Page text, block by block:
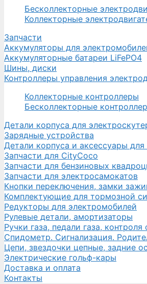
Бесколлекторные
Коллекторные
Запчасти
Аккумуляторы для
Аккумуляторные батареи LiFePO4
Шины, диски
Контроллеры управления
Коллекторные контроллеры
Бесколлекторные
Детали корпуса для
Зарядные устройства
Детали корпуса и аксессуары
Запчасти для CityCoco
Запчасти для бензиновых
Запчасти для электросамокатов
Кнопки переключения, замки
Комплектующие для тормозной
Редукторы для электромобилей
Рулевые детали, амортизаторы
Ручки газа, педали газа,
Спидометр. Сигнализация.
Цепи, звездочки цепные, задние
Электрические гольф-кары
Доставка и оплата
Контакты